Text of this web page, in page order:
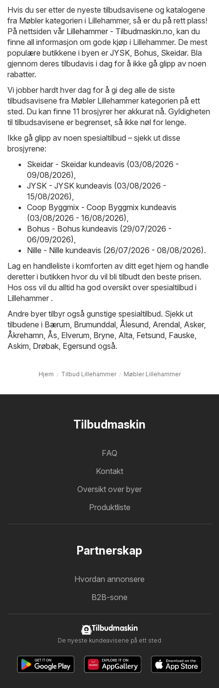
Hvis du ser etter de nyeste tilbudsavisene og katalogene
fra Møbler kategorien i Lillehammer, så er du på rett plass!
På nettsiden vår Lillehammer - Tilbudmaskin.no, kan du
finne all informasjon om gode kjøp i Lillehammer. De mest
populære butikkene i byen er JYSK, Bohus, Skeidar. Bla
gjennom deres tilbudavis i dag for å ikke gå glipp av noen
rabatter.
Vi jobber hardt hver dag for å gi deg alle de siste
tilbudsavisene fra Møbler Lillehammer kategorien på ett
sted. Du kan finne 11 brosjyrer her akkurat nå. Gyldigheten
til tilbudsavisene er begrenset, så ikke nøl for lenge.
Ikke gå glipp av noen spesialtilbud – sjekk ut disse
brosjyrene:
Skeidar - Skeidar kundeavis (03/08/2026 -
09/08/2026),
JYSK - JYSK kundeavis (03/08/2026 -
15/08/2026),
Coop Byggmix - Coop Byggmix kundeavis
(03/08/2026 - 16/08/2026),
Bohus - Bohus kundeavis (29/07/2026 -
06/09/2026),
Nille - Nille kundeavis (26/07/2026 - 08/08/2026).
Lag en handleliste i komforten av ditt eget hjem og handle
deretter i butikken hvor du vil bli tilbudt den beste prisen.
Hos oss vil du alltid ha god oversikt over spesialtilbud i
Lillehammer .
Andre byer tilbyr også gunstige spesialtilbud. Sjekk ut
tilbudene i Bærum, Brumunddal, Ålesund, Arendal, Asker,
Åkrehamn, Ås, Elverum, Bryne, Alta, Fetsund, Fauske,
Askim, Drøbak, Egersund også.
Hjem Tilbud Lillehammer Møbler Lillehammer
Tilbudmaskin
FAQ
Kontakt
Oversikt over byer
Produktliste
Partnerskap
Hvordan annonsere
B2B-sone
Tilbudmaskin
De nyeste kundeavisene på ett sted